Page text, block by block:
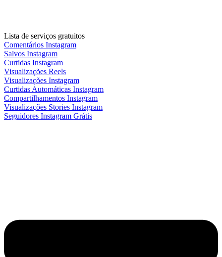
Lista de serviços gratuitos
Comentários Instagram
Salvos Instagram
Curtidas Instagram
Visualizações Reels
Visualizações Instagram
Curtidas Automáticas Instagram
Compartilhamentos Instagram
Visualizações Stories Instagram
Seguidores Instagram Grátis